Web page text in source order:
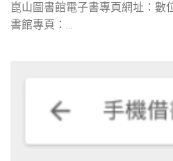
崑山圖書館電子書專頁網址：數
書館專頁：...